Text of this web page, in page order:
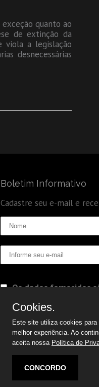
quanto ao
de extinção da
viola a legislação
desnecessárias
Boletim Informativo
Cadastre seu e-mail e
Os dados fornecidos
Cookies.
Este site utiliza cookies para
melhor experiência. Ao
aceita nossa Política de
CONCORDO